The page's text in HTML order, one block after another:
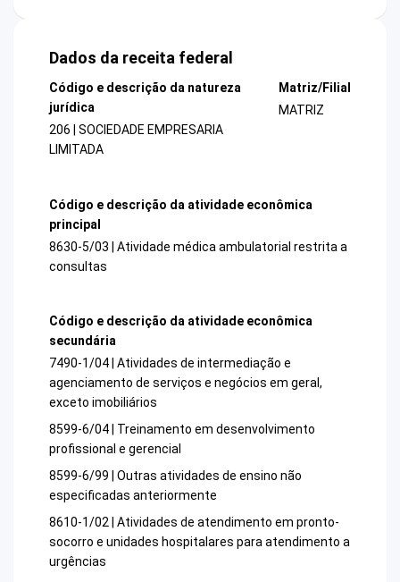
Dados da receita federal
Código e descrição da natureza
jurídica
206 | SOCIEDADE EMPRESARIA
LIMITADA
Matriz/Filial
MATRIZ
Código e descrição da atividade econômica
principal
8630-5/03 | Atividade médica ambulatorial restrita a
consultas
Código e descrição da atividade econômica
secundária
7490-1/04 | Atividades de intermediação e
agenciamento de serviços e negócios em geral,
exceto imobiliários
8599-6/04 | Treinamento em desenvolvimento
profissional e gerencial
8599-6/99 | Outras atividades de ensino não
especificadas anteriormente
8610-1/02 | Atividades de atendimento em pronto-
socorro e unidades hospitalares para atendimento a
urgências